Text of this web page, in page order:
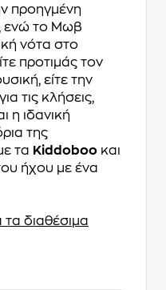
προηγμένη
ενώ το Μωβ
νότα στο
προτιμάς τον
είτε την
τις κλήσεις,
η ιδανική
της
τα Kiddoboo και
ήχου με ένα
τα διαθέσιμα